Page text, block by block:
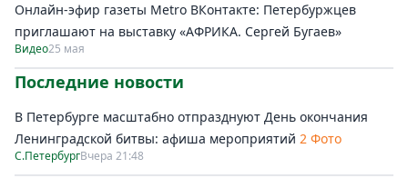
Онлайн-эфир газеты Metro ВКонтакте: Петербуржцев
приглашают на выставку «АФРИКА. Сергей Бугаев»
Видео25 мая
Последние новости
В Петербурге масштабно отпразднуют День окончания
Ленинградской битвы: афиша мероприятий 2 Фото
С.ПетербургВчера 21:48